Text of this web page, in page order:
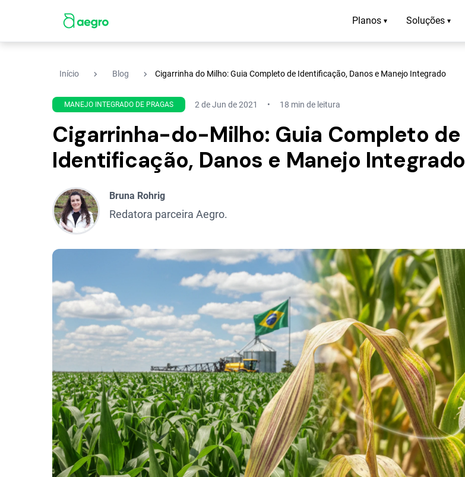
Planos ▾ Soluções ▾
Início navigate_next Blog navigate_next Cigarrinha do Milho: Guia Completo de Identificação, Danos e Manejo Integrado
MANEJO INTEGRADO DE PRAGAS 2 de Jun de 2021 18 min de leitura
Cigarrinha-do-Milho: Guia Completo de
Identificação, Danos e Manejo Integrado
Bruna Rohrig
Redatora parceira Aegro.